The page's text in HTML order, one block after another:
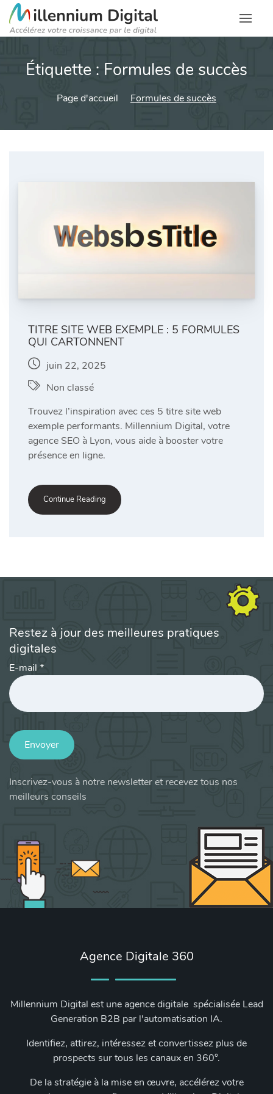
Étiquette : Formules de succès
Page d'accueil Formules de succès
TITRE SITE WEB EXEMPLE : 5 FORMULES
QUI CARTONNENT
juin 22, 2025
Non classé
Trouvez l’inspiration avec ces 5 titre site web
exemple performants. Millennium Digital, votre
agence SEO à Lyon, vous aide à booster votre
présence en ligne.
Continue Reading
Restez à jour des meilleures pratiques
digitales
E-mail *
Envoyer
Inscrivez-vous à notre newsletter et recevez tous nos
meilleurs conseils
Agence Digitale 360
Millennium Digital est une agence digitale spécialisée Lead
Generation B2B par l'automatisation IA.
Identifiez, attirez, intéressez et convertissez plus de
prospects sur tous les canaux en 360°.
De la stratégie à la mise en œuvre, accélérez votre